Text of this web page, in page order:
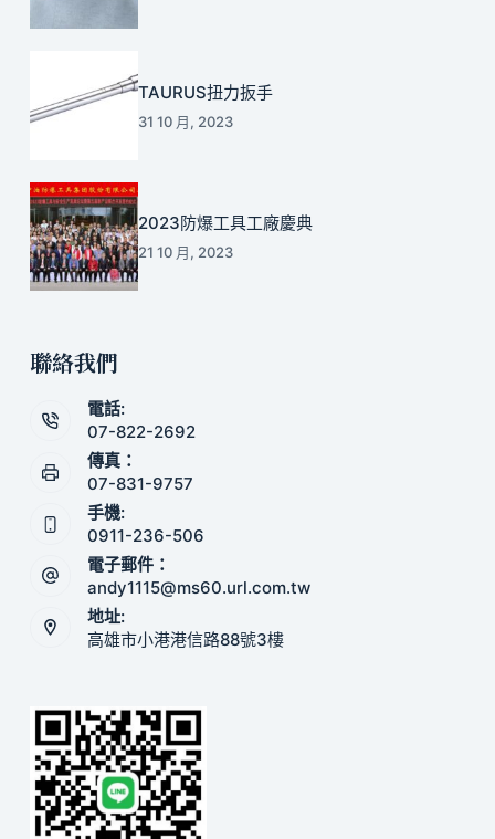
TAURUS扭力扳手
31 10 月, 2023
2023防爆工具工廠慶典
21 10 月, 2023
聯絡我們
電話:
07-822-2692
傳真：
07-831-9757
手機:
0911-236-506
電子郵件：
andy1115@ms60.url.com.tw
地址:
高雄市小港港信路88號3樓